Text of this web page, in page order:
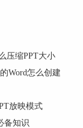
压缩PPT大小
Word怎么创建
放映模式
备知识